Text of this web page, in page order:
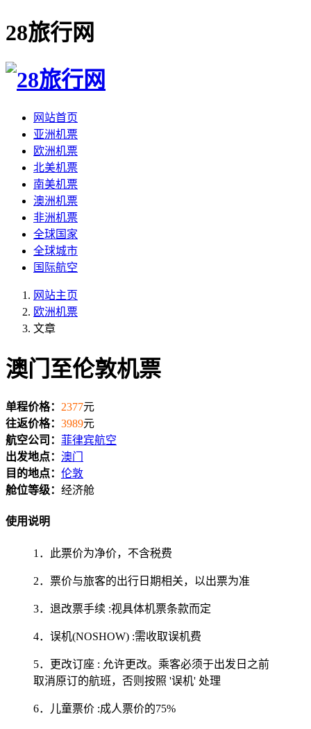
28旅行网
网站首页
亚洲机票
欧洲机票
北美机票
南美机票
澳洲机票
非洲机票
全球国家
全球城市
国际航空
网站主页
欧洲机票
文章
澳门至伦敦机票
单程价格： 2377元
往返价格： 3989元
航空公司： 菲律宾航空
出发地点： 澳门
目的地点： 伦敦
舱位等级： 经济舱
使用说明
1．此票价为净价，不含税费
2．票价与旅客的出行日期相关，以出票为准
3．退改票手续 :视具体机票条款而定
4．误机(NOSHOW) :需收取误机费
5．更改订座 : 允许更改。乘客必须于出发日之前
取消原订的航班，否则按照 '误机' 处理
6．儿童票价 :成人票价的75%